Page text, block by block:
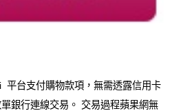
平台支付購物款項，無需透露信用卡
銀行連線交易。 交易過程蘋果網無